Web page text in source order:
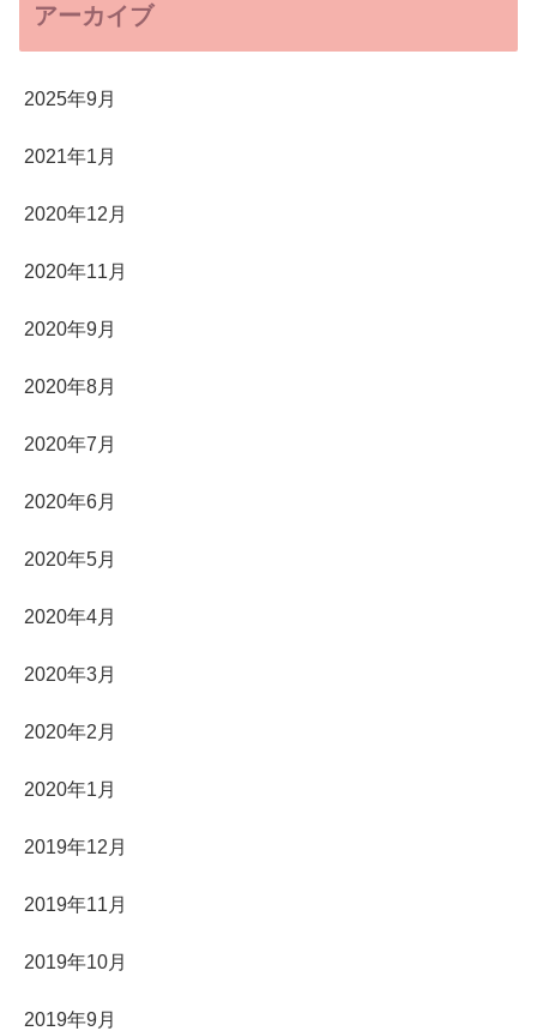
アーカイブ
2025年9月
2021年1月
2020年12月
2020年11月
2020年9月
2020年8月
2020年7月
2020年6月
2020年5月
2020年4月
2020年3月
2020年2月
2020年1月
2019年12月
2019年11月
2019年10月
2019年9月